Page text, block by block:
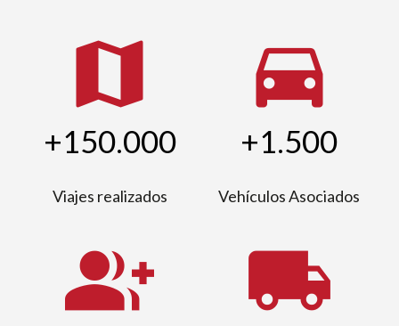
map
+150.000
Viajes realizados
directions_car
+1.500
Vehículos Asociados
group_add local_shipping